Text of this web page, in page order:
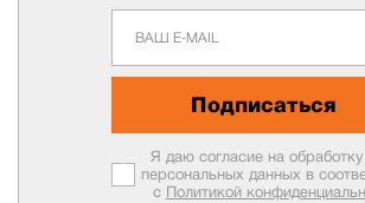
Подписаться
Я даю согласие на
персональных данных в
с Политикой